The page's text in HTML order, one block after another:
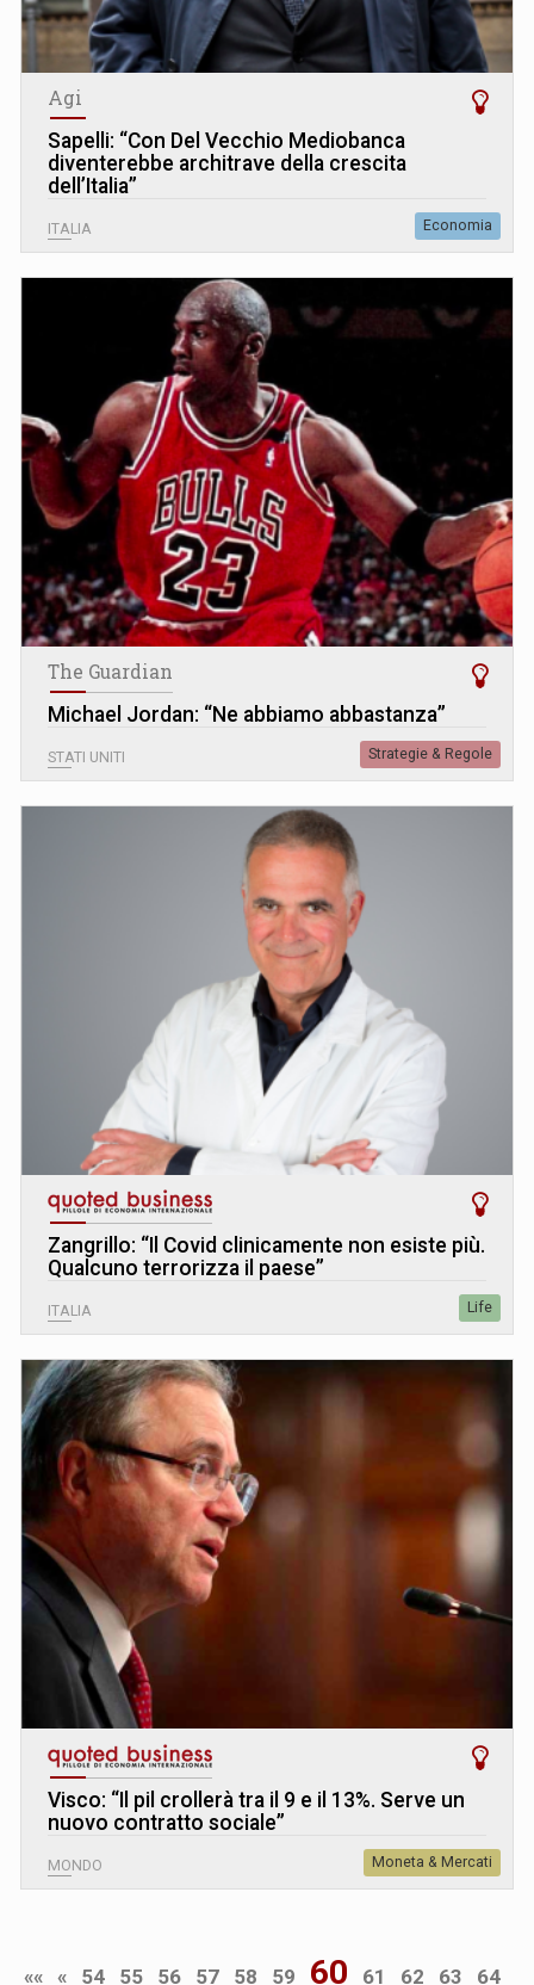
Agi
Sapelli: “Con Del Vecchio Mediobanca
diventerebbe architrave della crescita
dell’Italia”
ITALIA Economia
The Guardian
Michael Jordan: “Ne abbiamo abbastanza”
STATI UNITI Strategie & Regole
Zangrillo: “Il Covid clinicamente non esiste più.
Qualcuno terrorizza il paese”
ITALIA Life
Visco: “Il pil crollerà tra il 9 e il 13%. Serve un
nuovo contratto sociale”
MONDO Moneta & Mercati
«« « 54 55 56 57 58 59 60 61 62 63
64